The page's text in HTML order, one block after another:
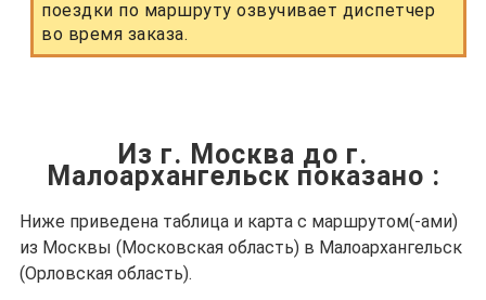
поездки по маршруту озвучивает диспетчер
во время заказа.
Из г. Москва до г.
Малоархангельск показано :
Ниже приведена таблица и карта с маршрутом(-ами)
из Москвы (Московская область) в Малоархангельск
(Орловская область).